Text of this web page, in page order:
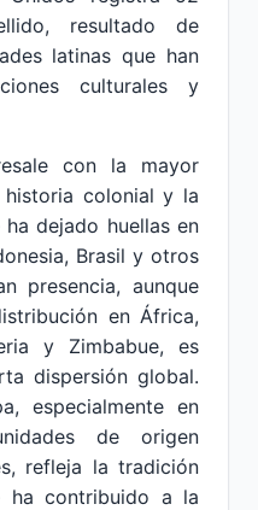
resultado de
latinas que han
culturales y
con la mayor
colonial y la
dejado huellas en
Brasil y otros
presencia, aunque
en África,
y Zimbabue, es
dispersión global.
especialmente en
de origen
refleja la tradición
ha contribuido a la